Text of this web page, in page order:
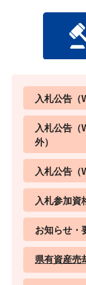
入札公告（
入札公告（
外）
入札公告（
入札参加資
お知らせ・
県有資産売